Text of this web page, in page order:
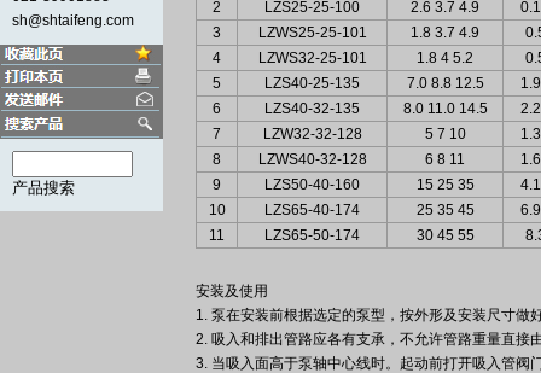
sh@shtaifeng.com
2
LZS25-25-100 2.6 3.7 4.9
3
LZWS25-25-101 1.8 3.7 4.9
4
LZWS32-25-101 1.8 4 5.2
5
LZS40-25-135 7.0 8.8 12.5
6
LZS40-32-135 8.0 11.0 14.5
7
LZW32-32-128 5 7 10
8
LZWS40-32-128 6 8 11
9
LZS50-40-160 15 25 35
10
LZS65-40-174 25 35 45
11
LZS65-50-174 30 45 55
安装及使用
1. 泵在安装前根据选定的泵型，按外形及安装尺寸做
2. 吸入和排出管路应各有支承，不允许管路重量直接
3. 当吸入面高于泵轴中心线时。起动前打开吸入管阀